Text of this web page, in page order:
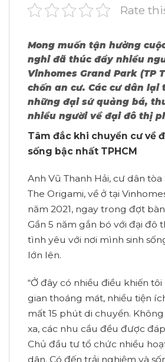
Rate
Mong muốn tận hưởng
nghi đã thúc đẩy nhiều
Vinhomes Grand Park (TP
chốn an cư. Các cư dân lại
những đại sứ quảng bá,
nhiều người về đại đô thị
Tâm đắc khi chuyển cư vềđ
sống bậc nhất TPHCM
Anh Vũ Thanh Hải, cư dân tòa
The Origami, về ở tại
năm 2021, ngay trong đợt
Gần 5 năm gắn bó với đại đô
tình yêu với nơi mình sinh
lớn lên.
“Ở đây có nhiều điều khiến
gian thoáng mát, nhiều tiện
mất 15 phút di chuyển.
xa, các nhu cầu đều được
Chủ đầu tư tổ chức nhiều
dân. Có đến trải nghiệm và